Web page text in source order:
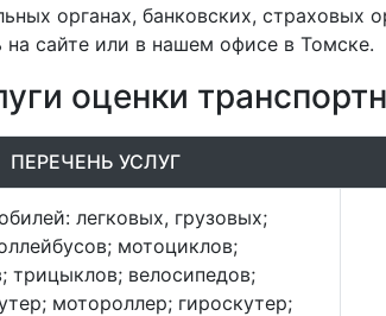
органах, банковских, страховых
на сайте или в нашем офисе в Томске.
оценки
ПЕРЕЧЕНЬ УСЛУГ
легковых, грузовых;
мотоциклов;
трицыклов; велосипедов;
мотороллер; гироскутер;